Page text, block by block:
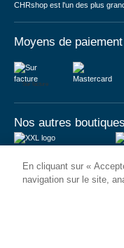
CHRshop est l'un des plus
Moyens de paiement
Sur facture
Nos autres boutiques
Königsborner Straße 26a
39175 Biederitz | Deutschland
En cliquant sur «
navigation sur le site,